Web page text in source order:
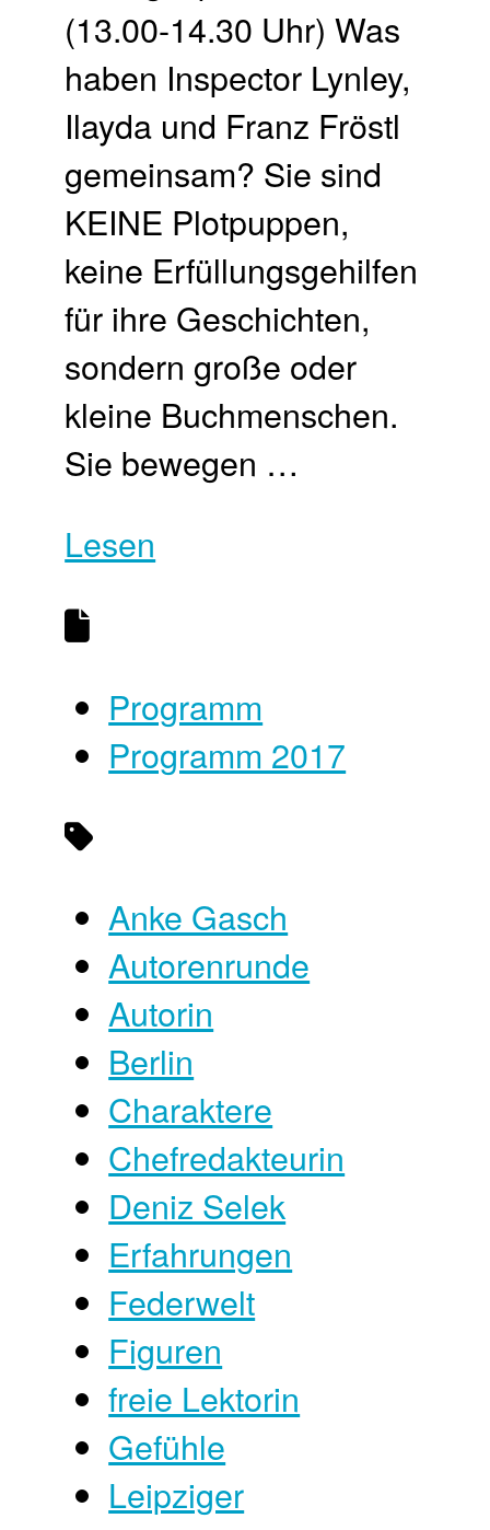
(13.00-14.30 Uhr) Was
haben Inspector Lynley,
Ilayda und Franz Fröstl
gemeinsam? Sie sind
KEINE Plotpuppen,
keine Erfüllungsgehilfen
für ihre Geschichten,
sondern große oder
kleine Buchmenschen.
Sie bewegen …
Lesen
Programm
Programm 2017
Anke Gasch
Autorenrunde
Autorin
Berlin
Charaktere
Chefredakteurin
Deniz Selek
Erfahrungen
Federwelt
Figuren
freie Lektorin
Gefühle
Leipziger